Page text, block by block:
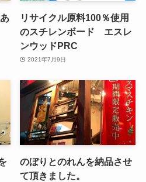
リサイクル原料100％使用
のスチレンボード エスレ
ンウッドPRC
2021年7月9日
のぼりとのれんを納品させ
て頂きました。